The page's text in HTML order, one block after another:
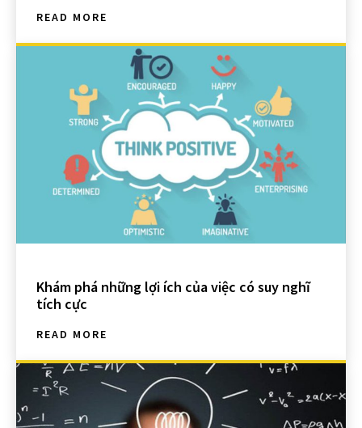
READ MORE
Khám phá những lợi ích của việc có suy nghĩ
tích cực
READ MORE